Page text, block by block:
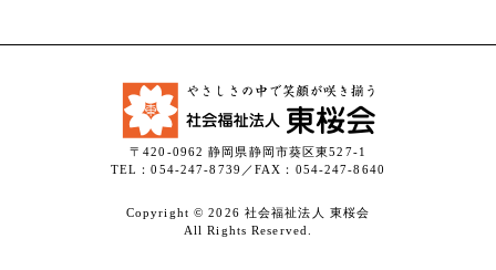
〒420-0962 静岡県静岡市葵区東527-1
TEL：054-247-8739／FAX：054-247-8640
Copyright © 2026 社会福祉法人 東桜会
All Rights Reserved.